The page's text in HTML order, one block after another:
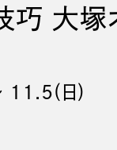
巧 大塚
11.5(日)